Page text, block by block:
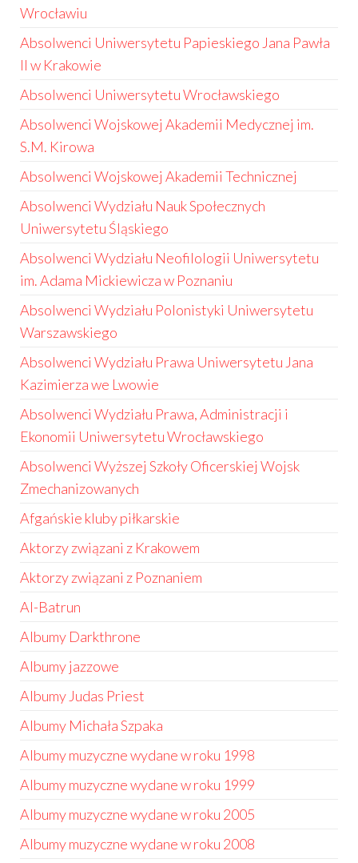
Wrocławiu
Absolwenci Uniwersytetu Papieskiego Jana Pawła
II w Krakowie
Absolwenci Uniwersytetu Wrocławskiego
Absolwenci Wojskowej Akademii Medycznej im.
S.M. Kirowa
Absolwenci Wojskowej Akademii Technicznej
Absolwenci Wydziału Nauk Społecznych
Uniwersytetu Śląskiego
Absolwenci Wydziału Neofilologii Uniwersytetu
im. Adama Mickiewicza w Poznaniu
Absolwenci Wydziału Polonistyki Uniwersytetu
Warszawskiego
Absolwenci Wydziału Prawa Uniwersytetu Jana
Kazimierza we Lwowie
Absolwenci Wydziału Prawa, Administracji i
Ekonomii Uniwersytetu Wrocławskiego
Absolwenci Wyższej Szkoły Oficerskiej Wojsk
Zmechanizowanych
Afgańskie kluby piłkarskie
Aktorzy związani z Krakowem
Aktorzy związani z Poznaniem
Al-Batrun
Albumy Darkthrone
Albumy jazzowe
Albumy Judas Priest
Albumy Michała Szpaka
Albumy muzyczne wydane w roku 1998
Albumy muzyczne wydane w roku 1999
Albumy muzyczne wydane w roku 2005
Albumy muzyczne wydane w roku 2008